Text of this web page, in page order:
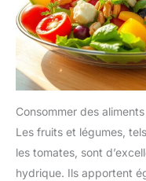
Consommer des
Les fruits et légumes,
les tomates, sont
hydrique. Ils apportent